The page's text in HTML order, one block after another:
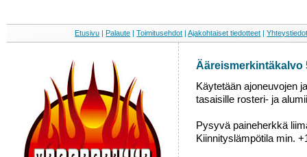
Etusivu |Palaute |Toimitusehdot |Ajakohtaiset tiedotteet |
Ääreismerkintäkalvo
Käytetään ajoneuvojen
tasaisille rosteri- ja
Pysyvä paineherkkä
Kiinnityslämpötila min.